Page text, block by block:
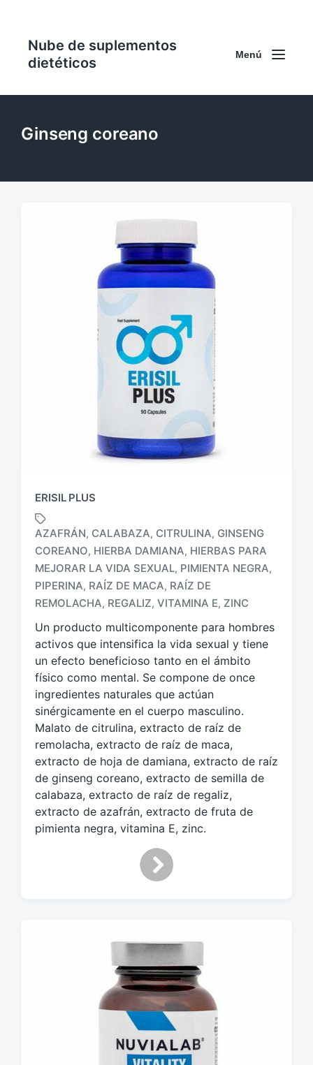
Nube de suplementos
dietéticos
Menú
Ginseng coreano
ERISIL PLUS
E
t
i
u
e
t
a
o
c
o
n
AZAFRÁN, CALABAZA, CITRULINA, GINSENG
COREANO, HIERBA DAMIANA, HIERBAS PARA
MEJORAR LA VIDA SEXUAL, PIMIENTA NEGRA,
PIPERINA, RAÍZ DE MACA, RAÍZ DE
REMOLACHA, REGALIZ, VITAMINA E, ZINC
Un producto multicomponente para hombres
activos que intensifica la vida sexual y tiene
un efecto beneficioso tanto en el ámbito
físico como mental. Se compone de once
ingredientes naturales que actúan
sinérgicamente en el cuerpo masculino.
Malato de citrulina, extracto de raíz de
remolacha, extracto de raíz de maca,
extracto de hoja de damiana, extracto de raíz
de ginseng coreano, extracto de semilla de
calabaza, extracto de raíz de regaliz,
extracto de azafrán, extracto de fruta de
pimienta negra, vitamina E, zinc.